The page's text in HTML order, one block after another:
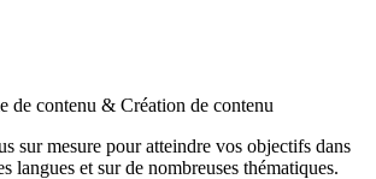
de contenu & Création de contenu
sur mesure pour atteindre vos objectifs dans
langues et sur de nombreuses thématiques.